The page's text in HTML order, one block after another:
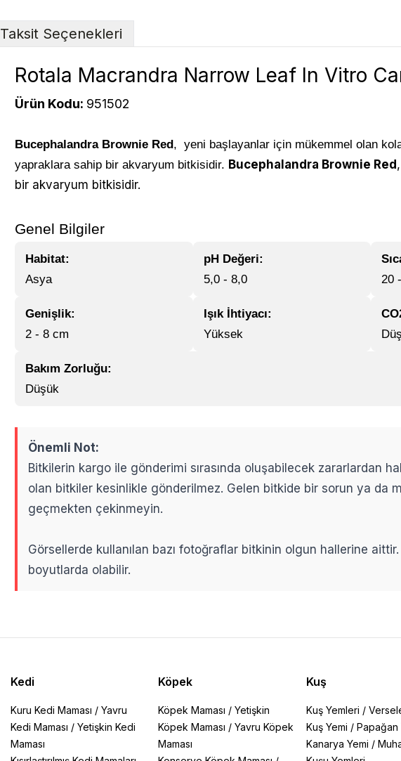
Taksit Seçenekleri
Rotala Macrandra Narrow Leaf In Vitro
Ürün Kodu: 951502
Bucephalandra Brownie Red, yeni başlayanlar için mükemmel olan
yapraklara sahip bir akvaryum bitkisidir. Bucephalandra Brownie Red
bir akvaryum bitkisidir.
Genel Bilgiler
Habitat:
Asya
pH Değeri:
5,0 - 8,0
20
Genişlik:
2 - 8 cm
Işık İhtiyacı:
Yüksek
Bakım Zorluğu:
Düşük
Önemli Not:
Bitkilerin kargo ile gönderimi sırasında oluşabilecek zararlardan
olan bitkiler kesinlikle gönderilmez. Gelen bitkide bir sorun ya da
geçmekten çekinmeyin.
Görsellerde kullanılan bazı fotoğraflar bitkinin olgun hallerine
boyutlarda olabilir.
Kedi
Kuru Kedi Maması / Yavru
Kedi Maması / Yetişkin Kedi
Maması
Köpek
Köpek Maması /Yetişkin
Köpek Maması /Yavru Köpek
Maması
Kuş
Kuş Yemleri /
Kuş Yemi / Papağan
Kanarya Yemi /